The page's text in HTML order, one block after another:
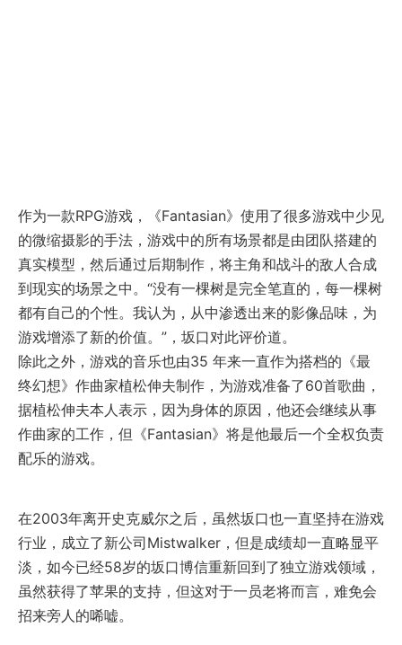
作为一款RPG游戏，《Fantasian》使用了很多游戏中少见
的微缩摄影的手法，游戏中的所有场景都是由团队搭建的
真实模型，然后通过后期制作，将主角和战斗的敌人合成
到现实的场景之中。“没有一棵树是完全笔直的，每一棵树
都有自己的个性。我认为，从中渗透出来的影像品味，为
游戏增添了新的价值。”，坂口对此评价道。
除此之外，游戏的音乐也由35 年来一直作为搭档的《最
终幻想》作曲家植松伸夫制作，为游戏准备了60首歌曲，
据植松伸夫本人表示，因为身体的原因，他还会继续从事
作曲家的工作，但《Fantasian》将是他最后一个全权负责
配乐的游戏。
在2003年离开史克威尔之后，虽然坂口也一直坚持在游戏
行业，成立了新公司Mistwalker，但是成绩却一直略显平
淡，如今已经58岁的坂口博信重新回到了独立游戏领域，
虽然获得了苹果的支持，但这对于一员老将而言，难免会
招来旁人的唏嘘。